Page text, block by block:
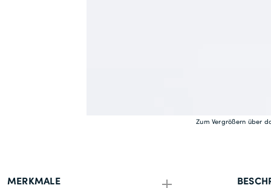
Zum Vergrößern über
MERKMALE